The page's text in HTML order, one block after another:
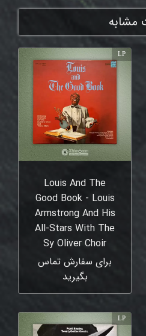
مشابه
Louis And The
Good Book - Louis
Armstrong And His
All-Stars With The
Sy Oliver Choir
برای سفارش تماس
بگیرید
LP
LP